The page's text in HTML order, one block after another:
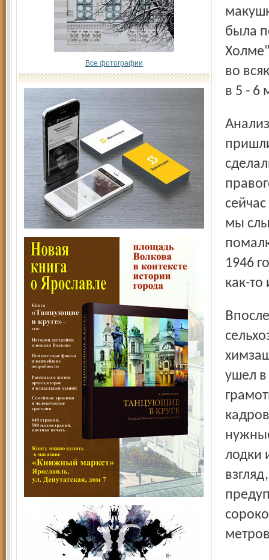
Все фотографии
была
во
в 5 - 6
Анализируя несколько позже, когда окончательно
мы
1946
как-то
Впоследствии Борис Федорович закончил
ушел
лодки